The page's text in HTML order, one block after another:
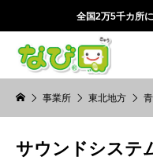
全国2万5千カ所
事業所 東北地方
サウンドシステ